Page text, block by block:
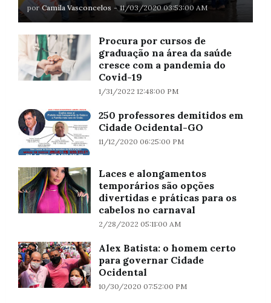
por Camila Vasconcelos - 11/03/2020 03:53:00 AM
Procura por cursos de
graduação na área da saúde
cresce com a pandemia do
Covid-19
1/31/2022 12:48:00 PM
250 professores demitidos em
Cidade Ocidental-GO
11/12/2020 06:25:00 PM
Laces e alongamentos
temporários são opções
divertidas e práticas para os
cabelos no carnaval
2/28/2022 05:11:00 AM
Alex Batista: o homem certo
para governar Cidade
Ocidental
10/30/2020 07:52:00 PM